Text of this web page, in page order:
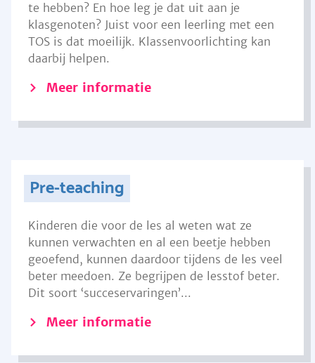
te hebben? En hoe leg je dat uit aan je
klasgenoten? Juist voor een leerling met een
TOS is dat moeilijk. Klassenvoorlichting kan
daarbij helpen.
Meer informatie
Pre-teaching
Kinderen die voor de les al weten wat ze
kunnen verwachten en al een beetje hebben
geoefend, kunnen daardoor tijdens de les veel
beter meedoen. Ze begrijpen de lesstof beter.
Dit soort ‘succeservaringen’...
Meer informatie